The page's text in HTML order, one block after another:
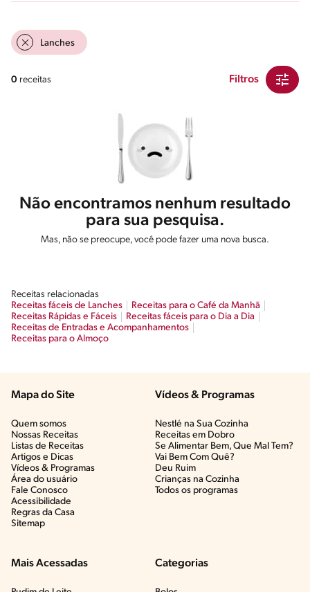
Lanches
0 receitas Filtros
Não encontramos nenhum resultado
para sua pesquisa.
Mas, não se preocupe, você pode fazer uma nova busca.
Receitas relacionadas
Receitas fáceis de Lanches
Receitas para o Café da Manhã
Receitas Rápidas e Fáceis
Receitas fáceis para o Dia a Dia
Receitas de Entradas e Acompanhamentos
Receitas para o Almoço
Mapa do Site
Quem somos
Nossas Receitas
Listas de Receitas​
Artigos e Dicas​
Vídeos & Programas​
Área do usuário
Fale Conosco
Acessibilidade
Regras da Casa
Sitemap
Vídeos & Programas​
Nestlé na Sua Cozinha
Receitas em Dobro
Se Alimentar Bem, Que Mal Tem?​
Vai Bem Com Quê?​
Deu Ruim​
Crianças na Cozinha​
Todos os programas
Mais Acessadas Categorias